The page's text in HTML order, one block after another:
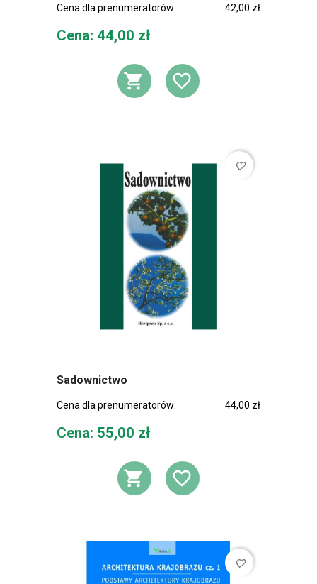
Cena dla prenumeratorów: 42,00 zł
Cena
Cena: 44,00 zł
DODAJ DO
DODAJ DO
favorite_border
Sadownictwo
Cena dla prenumeratorów: 44,00 zł
Cena
Cena: 55,00 zł
DODAJ DO
DODAJ DO
favorite_border